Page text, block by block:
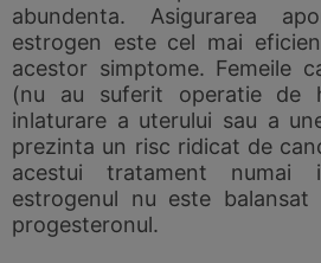
abundenta. Asigurarea
estrogen este cel mai
acestor simptome. Femeile
(nu au suferit operatie de
inlaturare a uterului sau a
prezinta un risc ridicat de
acestui tratament
estrogenul nu este
progesteronul.